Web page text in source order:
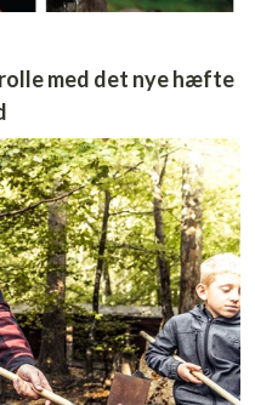
med det nye hæfte